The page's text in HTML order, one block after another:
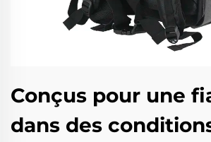
Conçus pour une
dans des